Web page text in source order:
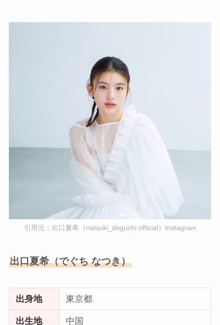
引用元：出口夏希（natsuki_deguchi official）Instagram
出口夏希（でぐち なつき）
出身地 東京都
出生地 中国